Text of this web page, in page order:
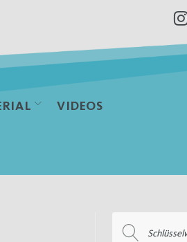
VIDEOS
nach: